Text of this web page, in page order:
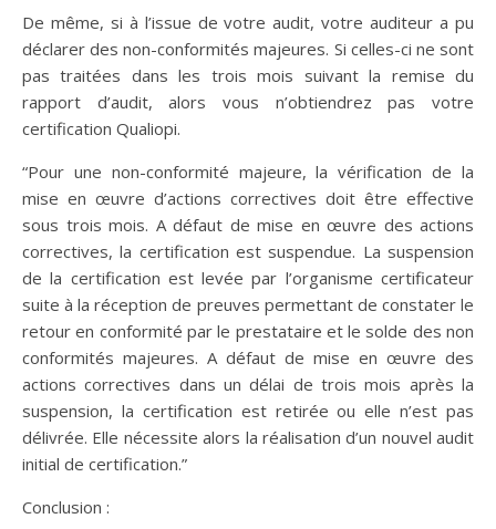
De même, si à l’issue de votre audit, votre auditeur a pu
déclarer des non-conformités majeures. Si celles-ci ne sont
pas traitées dans les trois mois suivant la remise du
rapport d’audit, alors vous n’obtiendrez pas votre
certification Qualiopi.
“Pour une non-conformité majeure, la vérification de la
mise en œuvre d’actions correctives doit être effective
sous trois mois. A défaut de mise en œuvre des actions
correctives, la certification est suspendue. La suspension
de la certification est levée par l’organisme certificateur
suite à la réception de preuves permettant de constater le
retour en conformité par le prestataire et le solde des non
conformités majeures. A défaut de mise en œuvre des
actions correctives dans un délai de trois mois après la
suspension, la certification est retirée ou elle n’est pas
délivrée. Elle nécessite alors la réalisation d’un nouvel audit
initial de certification.”
Conclusion :